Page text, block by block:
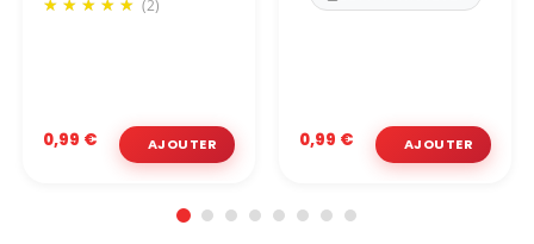
(2)
0,99 € 0,99 €